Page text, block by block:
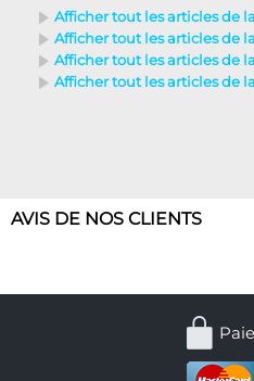
Afficher tout les articles de
Afficher tout les articles de
Afficher tout les articles de
Afficher tout les articles de
AVIS DE NOS CLIENTS